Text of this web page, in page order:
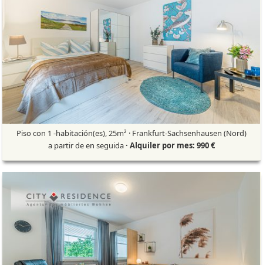
Piso con 1 -habitación(es), 25m² · Frankfurt-Sachsenhausen (Nord)
a partir de en seguida· Alquiler por mes: 990 €